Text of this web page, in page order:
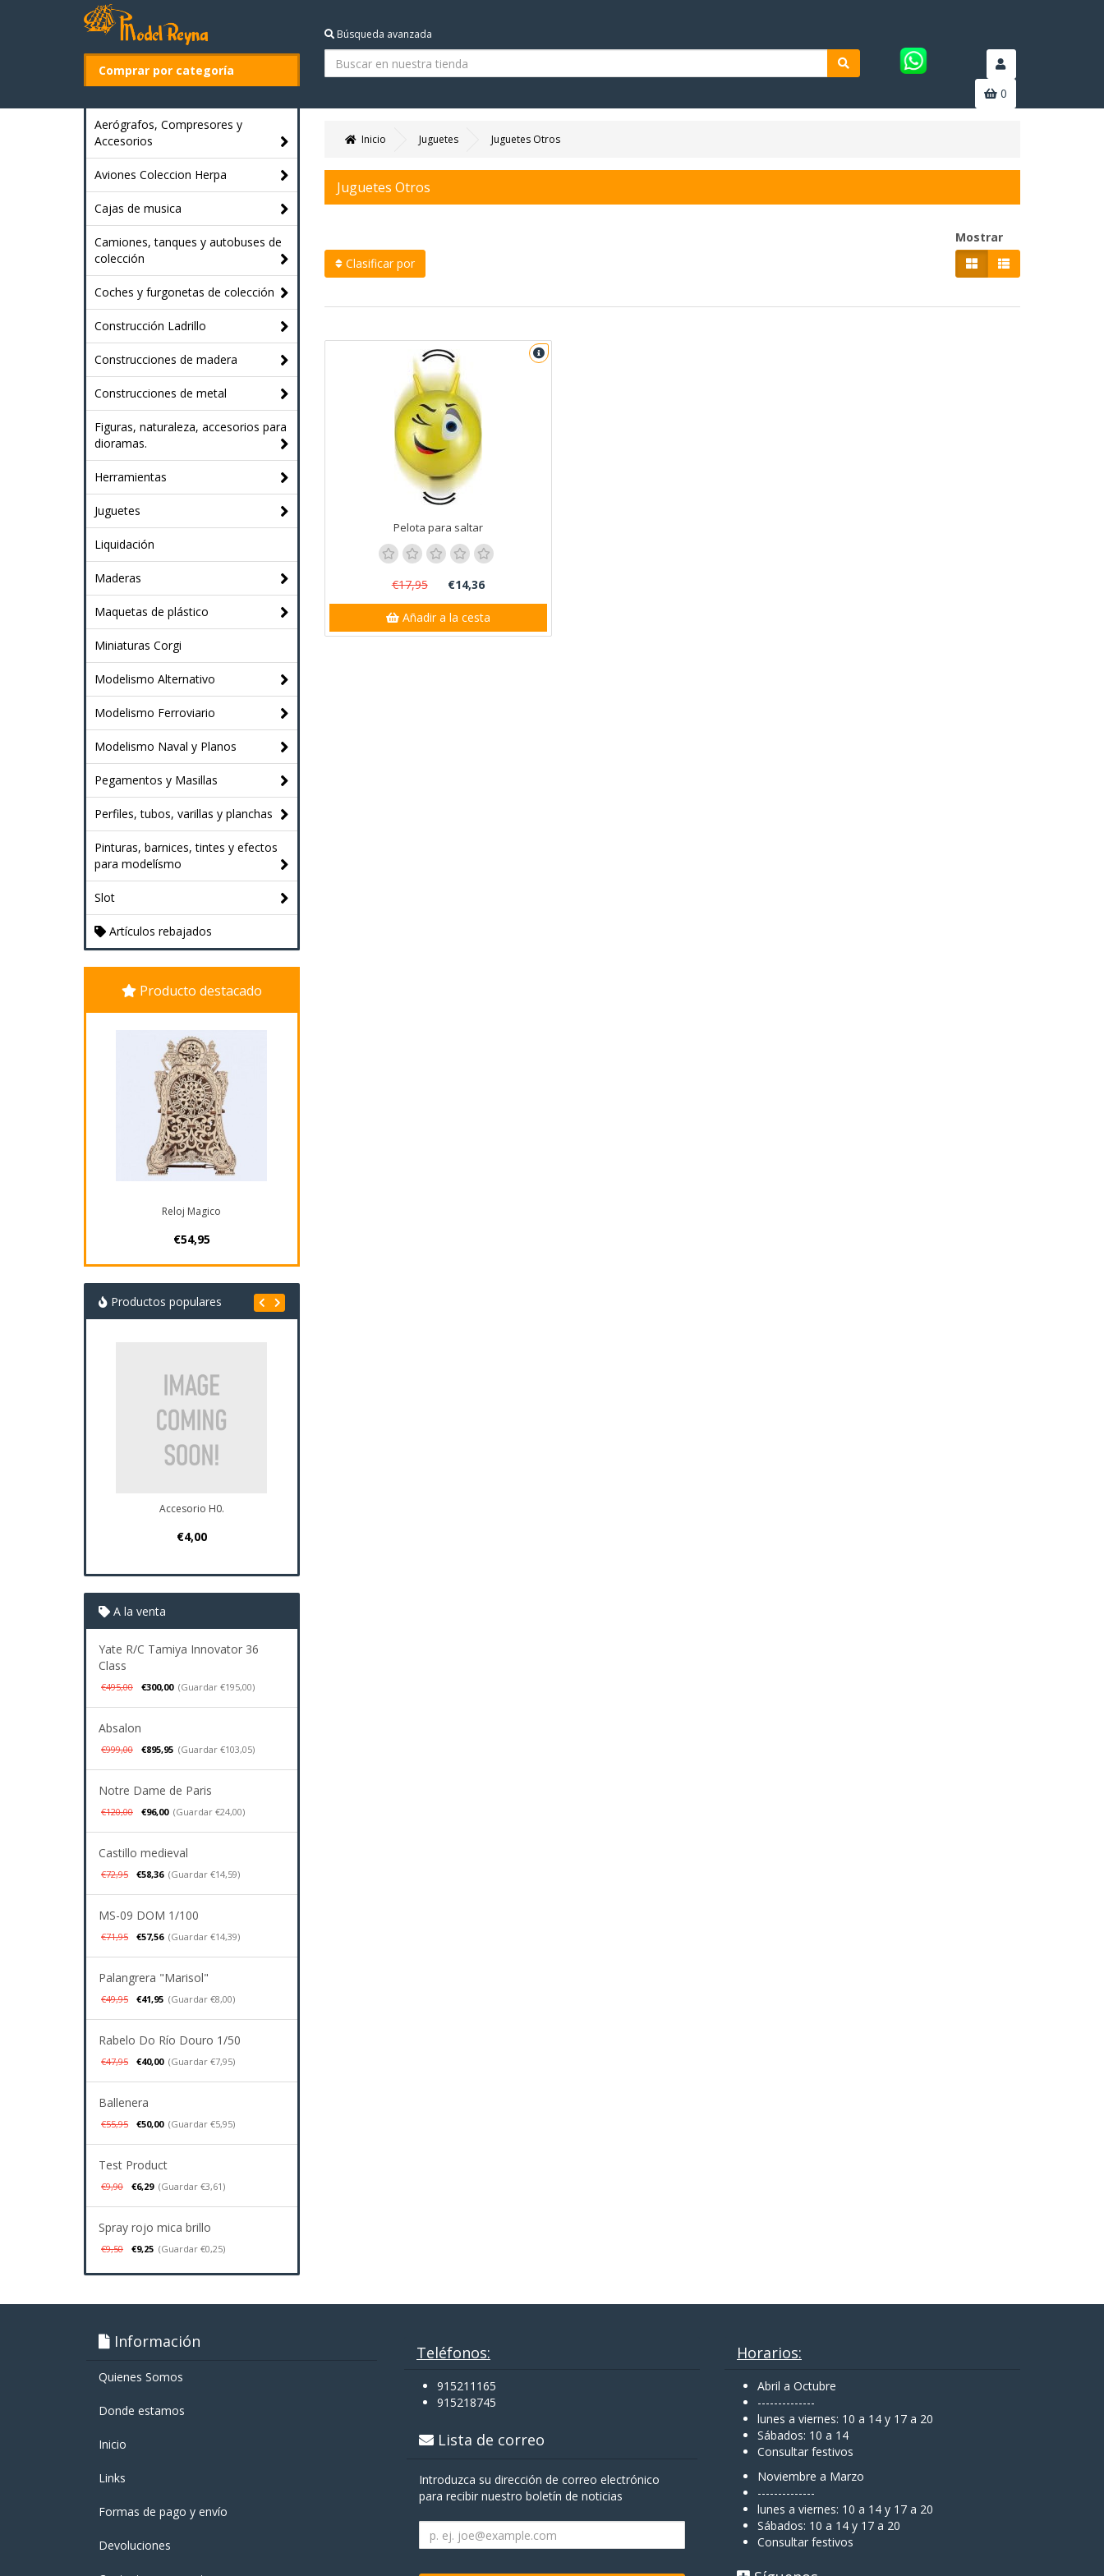
Comprar por categoría
Búsqueda avanzada
0
Aerógrafos, Compresores y
Accesorios
Aviones Coleccion Herpa
Cajas de musica
Camiones, tanques y autobuses de
colección
Coches y furgonetas de colección
Construcción Ladrillo
Construcciones de madera
Construcciones de metal
Figuras, naturaleza, accesorios para
dioramas.
Herramientas
Juguetes
Liquidación
Maderas
Maquetas de plástico
Miniaturas Corgi
Modelismo Alternativo
Modelismo Ferroviario
Modelismo Naval y Planos
Pegamentos y Masillas
Perfiles, tubos, varillas y planchas
Pinturas, barnices, tintes y efectos
para modelísmo
Slot
Artículos rebajados
Producto destacado
Reloj Magico
€54,95
Productos populares
Accesorio H0.
€4,00
A la venta
Yate R/C Tamiya Innovator 36
Class
€495,00 €300,00 (Guardar €195,00)
Absalon
€999,00 €895,95 (Guardar €103,05)
Notre Dame de Paris
€120,00 €96,00 (Guardar €24,00)
Castillo medieval
€72,95 €58,36 (Guardar €14,59)
MS-09 DOM 1/100
€71,95 €57,56 (Guardar €14,39)
Palangrera "Marisol"
€49,95 €41,95 (Guardar €8,00)
Rabelo Do Río Douro 1/50
€47,95 €40,00 (Guardar €7,95)
Ballenera
€55,95 €50,00 (Guardar €5,95)
Test Product
€9,90 €6,29 (Guardar €3,61)
Spray rojo mica brillo
€9,50 €9,25 (Guardar €0,25)
Inicio Juguetes Juguetes Otros
Juguetes Otros
Clasificar por
Mostrar
Pelota para saltar
€17,95 €14,36
Añadir a la cesta
Información
Quienes Somos
Donde estamos
Inicio
Links
Formas de pago y enví­o
Devoluciones
Teléfonos:
915211165
915218745
Lista de correo
Introduzca su dirección de correo electrónico
para recibir nuestro boletín de noticias
Horarios:
Abril a Octubre
--------------
lunes a viernes: 10 a 14 y 17 a 20
Sábados: 10 a 14
Consultar festivos
Noviembre a Marzo
--------------
lunes a viernes: 10 a 14 y 17 a 20
Sábados: 10 a 14 y 17 a 20
Consultar festivos